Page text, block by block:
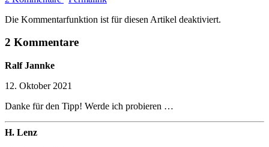
Die Kommentarfunktion ist für diesen Artikel deaktiviert.
2 Kommentare
Ralf Jannke
12. Oktober 2021
Danke für den Tipp! Werde ich probieren …
H. Lenz